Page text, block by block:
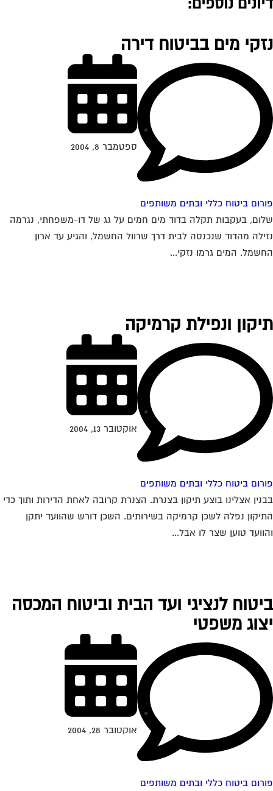
מים בביטוח דירה
ביטוח כללי ובתים משותפים
ספטמבר 8, 2004
בעקבות תקלה בדוד מים חמים על גג של דו-משפחתי, נגרמה
מהדוד שנכנסה לבית דרך שרוול החשמל, והגיע עד ארון
המים גרמו נזקי...
ונפילת קרמיקה
ביטוח כללי ובתים משותפים
אוקטובר 13, 2004
אצלינו בוצע תיקון בצנרת. הצנרת קרובה לאחת הדירות ותוך כדי
נפלה לשכן קרמיקה בשירותים. השכן דורש שהוועד יתקן
טוען שצר לו אבל...
לנציגי ועד הבית וביטוח המכסה
משפטי
ביטוח כללי ובתים משותפים
אוקטובר 28, 2004